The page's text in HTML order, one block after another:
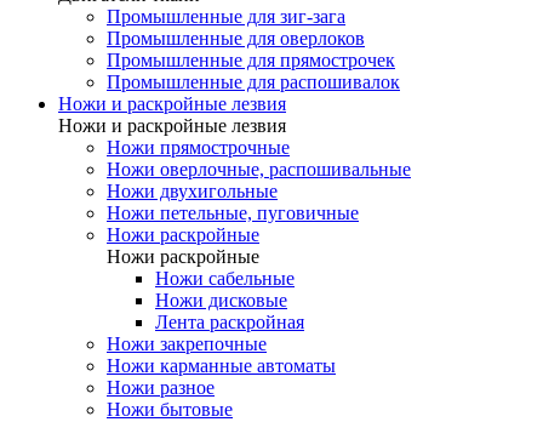
Промышленные для зиг-зага
Промышленные для оверлоков
Промышленные для прямострочек
Промышленные для распошивалок
Ножи и раскройные лезвия
Ножи и раскройные лезвия
Ножи прямострочные
Ножи оверлочные, распошивальные
Ножи двухигольные
Ножи петельные, пуговичные
Ножи раскройные
Ножи раскройные
Ножи сабельные
Ножи дисковые
Лента раскройная
Ножи закрепочные
Ножи карманные автоматы
Ножи разное
Ножи бытовые